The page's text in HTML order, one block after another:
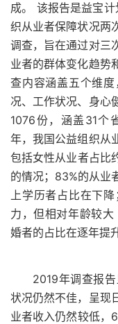
成。 该报告是益宝
织从业者保障状况两
调查，旨在通过对三
业者的群体变化趋势
查内容涵盖五个维
况、工作状况、身心
1076份，涵盖31个
年，我国公益组织从
包括女性从业者占比
的情况；83%的从业
上学历者占比在下
力，但相对年龄较
婚者的占比在逐年提升
2019年调查报
状况仍然不佳，呈现
业者收入仍然较低，